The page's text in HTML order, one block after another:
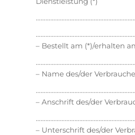
– Bestellt am (*)/erhalten
– Name des/der
– Anschrift des/der
– Unterschrift des/der